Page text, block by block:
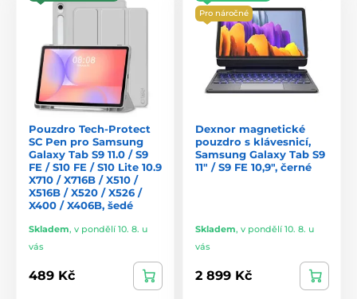
Pouzdro Tech-Protect
SC Pen pro Samsung
Galaxy Tab S9 11.0 / S9
FE / S10 FE / S10 Lite 10.9
X710 / X716B / X510 /
X516B / X520 / X526 /
X400 / X406B, šedé
Skladem, v pondělí 10. 8. u
vás
489 Kč
Pro náročné
Dexnor magnetické
pouzdro s klávesnicí,
Samsung Galaxy Tab S9
11" / S9 FE 10,9", černé
Skladem, v pondělí 10. 8. u
vás
2 899 Kč